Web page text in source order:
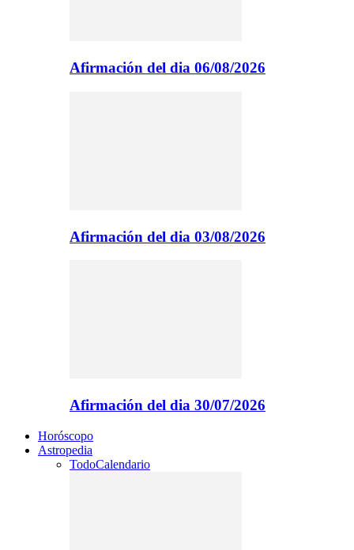
Afirmación del dia 06/08/2026
Afirmación del dia 03/08/2026
Afirmación del dia 30/07/2026
Horóscopo
Astropedia
TodoCalendario